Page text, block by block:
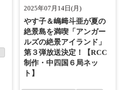
2025年07月14日(月)
やす子＆嶋﨑斗亜が夏の
絶景島を満喫「アンガー
ルズの絶景アイランド」
第３弾放送決定！【RCC
制作・中四国６局ネッ
ト】